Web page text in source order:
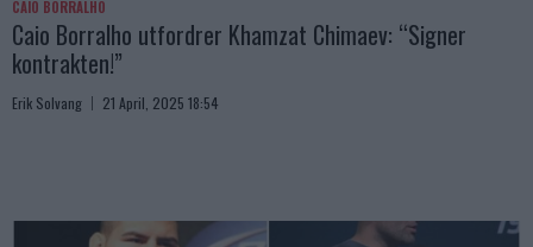
CAIO BORRALHO
Caio Borralho utfordrer Khamzat Chimaev: “Signer
kontrakten!”
Erik Solvang 21 April, 2025 18:54